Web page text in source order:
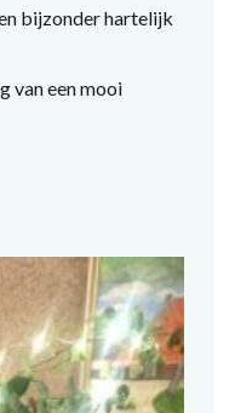
bijzonder hartelijk
van een mooi